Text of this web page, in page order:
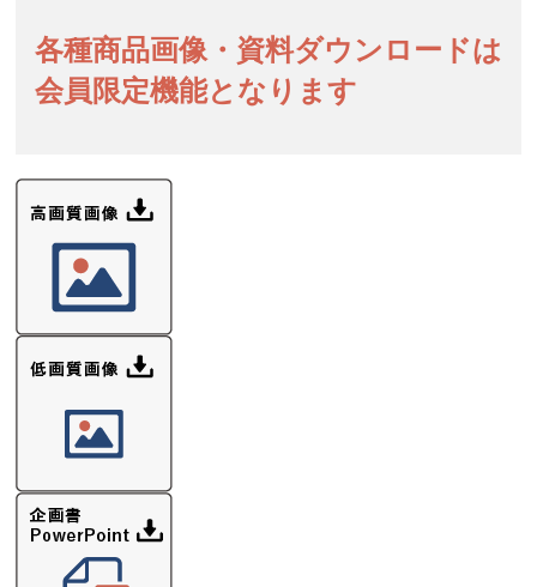
各種商品画像・資料ダウンロードは
会員限定機能となります